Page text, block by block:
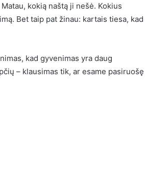
kokią naštą ji nešė. Kokius
Bet taip pat žinau: kartais tiesa, kad
kad gyvenimas yra daug
– klausimas tik, ar esame pasiruošę